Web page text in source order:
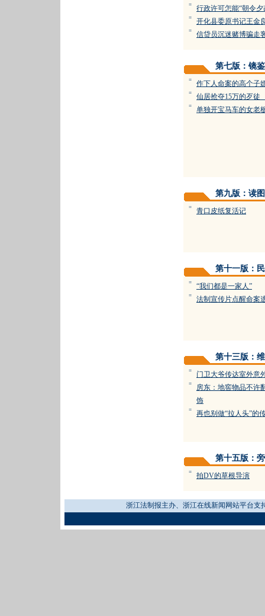
= 行政许可怎能“朝令夕
= 开化县委原书记王金
= 信贷员沉迷赌博骗走
第七版：镜鉴
= 作下人命案的高个子
= 仙居抢夺15万的歹
= 单独开宝马车的女老
第九版：读图
= 青口皮纸复活记
第十一版：
= “我们都是一家人”
= 法制宣传片点醒命案
第十三版：
= 门卫大爷传达室外意
=
房东：地窖物品不
饰
= 再也别做“拉人头”的
第十五版：
= 拍DV的草根导演
浙江法制报主办、浙江在线新闻网站平台